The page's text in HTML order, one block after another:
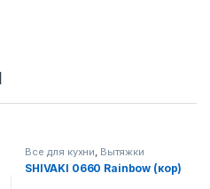
Все для кухни, Вытяжки
SHIVAKI 0660 Rainbow (кор)